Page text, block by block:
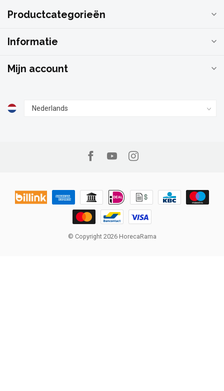
Productcategorieën
Informatie
Mijn account
© Copyright 2026 HorecaRama